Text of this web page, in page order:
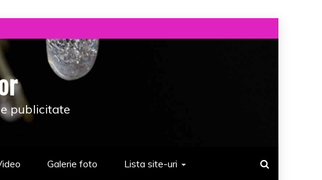
publicitate
Galerie foto Lista site-uri